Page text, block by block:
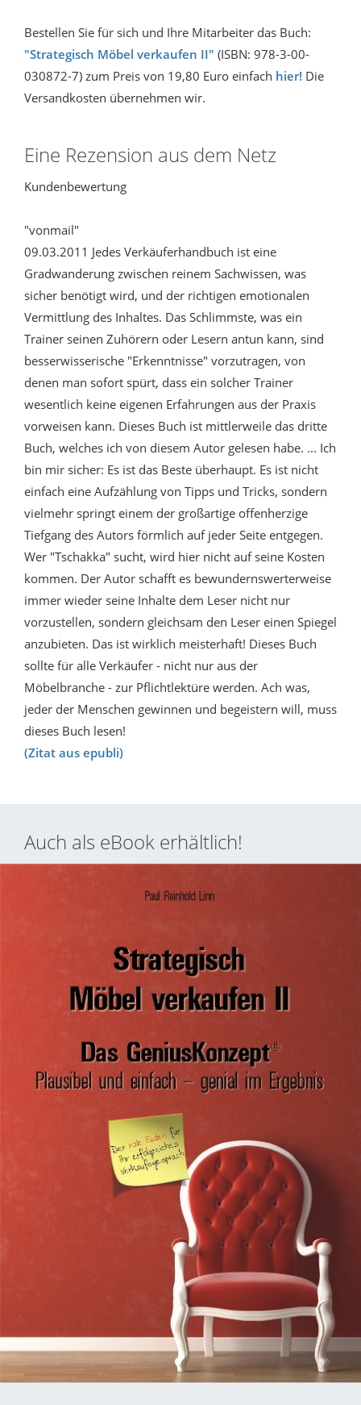
Bestellen Sie für sich und Ihre Mitarbeiter das Buch:
"Strategisch Möbel verkaufen II" (ISBN: 978-3-00-
030872-7) zum Preis von 19,80 Euro einfach hier! Die
Versandkosten übernehmen wir.
Eine Rezension aus dem Netz
Kundenbewertung
"vonmail"
09.03.2011 Jedes Verkäuferhandbuch ist eine
Gradwanderung zwischen reinem Sachwissen, was
sicher benötigt wird, und der richtigen emotionalen
Vermittlung des Inhaltes. Das Schlimmste, was ein
Trainer seinen Zuhörern oder Lesern antun kann, sind
besserwisserische "Erkenntnisse" vorzutragen, von
denen man sofort spürt, dass ein solcher Trainer
wesentlich keine eigenen Erfahrungen aus der Praxis
vorweisen kann. Dieses Buch ist mittlerweile das dritte
Buch, welches ich von diesem Autor gelesen habe. ... Ich
bin mir sicher: Es ist das Beste überhaupt. Es ist nicht
einfach eine Aufzählung von Tipps und Tricks, sondern
vielmehr springt einem der großartige offenherzige
Tiefgang des Autors förmlich auf jeder Seite entgegen.
Wer "Tschakka" sucht, wird hier nicht auf seine Kosten
kommen. Der Autor schafft es bewundernswerterweise
immer wieder seine Inhalte dem Leser nicht nur
vorzustellen, sondern gleichsam den Leser einen Spiegel
anzubieten. Das ist wirklich meisterhaft! Dieses Buch
sollte für alle Verkäufer - nicht nur aus der
Möbelbranche - zur Pflichtlektüre werden. Ach was,
jeder der Menschen gewinnen und begeistern will, muss
dieses Buch lesen!
(Zitat aus epubli)
Auch als eBook erhältlich!